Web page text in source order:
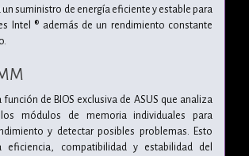
un suministro de energía eficiente y estable para
Intel ® además de un rendimiento constante
función de BIOS exclusiva de ASUS que analiza
módulos de memoria individuales para
y detectar posibles problemas. Esto
eficiencia, compatibilidad y estabilidad del